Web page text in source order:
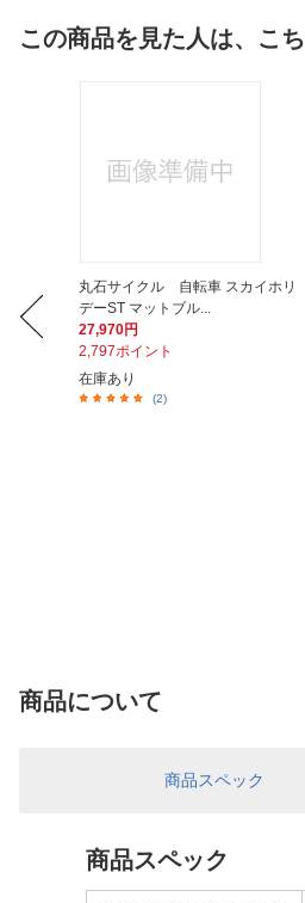
この商品を見た人は、こ
丸石サイクル 自転車 スカイホリ
デーST マットブル...
27,970円
2,797ポイント
在庫あり
(2)
商品について
商品スペック
商品スペック